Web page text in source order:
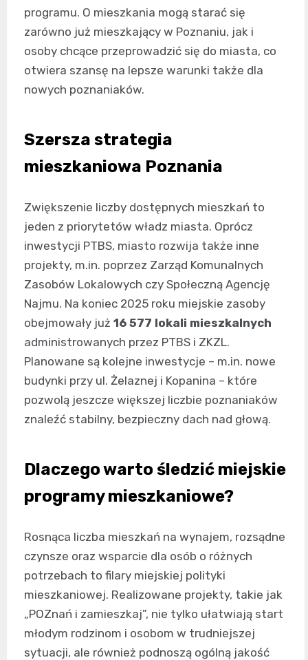
programu. O mieszkania mogą starać się
zarówno już mieszkający w Poznaniu, jak i
osoby chcące przeprowadzić się do miasta, co
otwiera szansę na lepsze warunki także dla
nowych poznaniaków.
Szersza strategia
mieszkaniowa Poznania
Zwiększenie liczby dostępnych mieszkań to
jeden z priorytetów władz miasta. Oprócz
inwestycji PTBS, miasto rozwija także inne
projekty, m.in. poprzez Zarząd Komunalnych
Zasobów Lokalowych czy Społeczną Agencję
Najmu. Na koniec 2025 roku miejskie zasoby
obejmowały już 16 577 lokali mieszkalnych
administrowanych przez PTBS i ZKZL.
Planowane są kolejne inwestycje – m.in. nowe
budynki przy ul. Żelaznej i Kopanina – które
pozwolą jeszcze większej liczbie poznaniaków
znaleźć stabilny, bezpieczny dach nad głową.
Dlaczego warto śledzić miejskie
programy mieszkaniowe?
Rosnąca liczba mieszkań na wynajem, rozsądne
czynsze oraz wsparcie dla osób o różnych
potrzebach to filary miejskiej polityki
mieszkaniowej. Realizowane projekty, takie jak
„POZnań i zamieszkaj”, nie tylko ułatwiają start
młodym rodzinom i osobom w trudniejszej
sytuacji, ale również podnoszą ogólną jakość